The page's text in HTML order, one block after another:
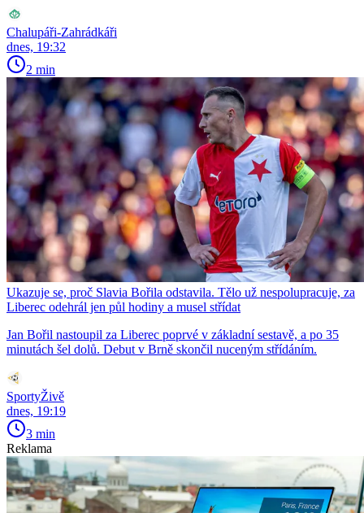
Chalupáři-Zahrádkáři
dnes, 19:32
2 min
Ukazuje se, proč Slavia Bořila odstavila. Tělo už nespolupracuje, za
Liberec odehrál jen půl hodiny a musel střídat
Jan Bořil nastoupil za Liberec poprvé v základní sestavě, a po 35
minutách šel dolů. Debut v Brně skončil nuceným střídáním.
SportyŽivě
dnes, 19:19
3 min
Reklama